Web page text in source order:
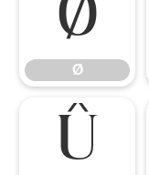
Ø
Ø
Û